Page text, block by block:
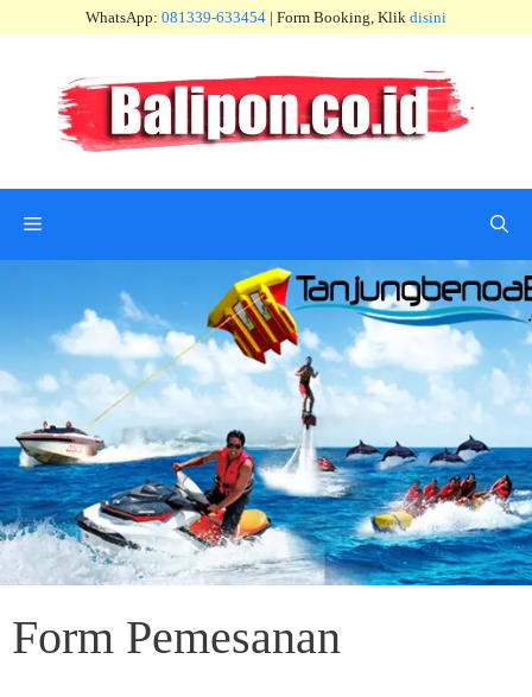
WhatsApp: 081339-633454 | Form Booking, Klik disini
Menu
Form Pemesanan